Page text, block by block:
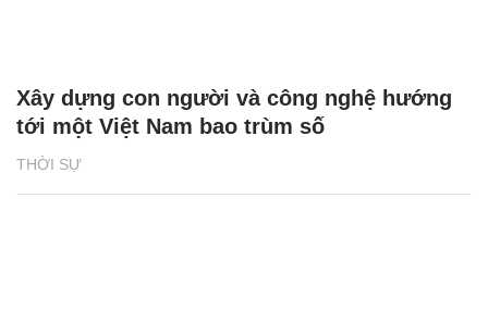
THỜI SỰ
Xây dựng con người và công nghệ hướng
tới một Việt Nam bao trùm số